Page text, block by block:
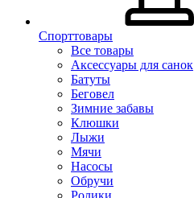
Спорттовары
Все товары
Аксессуары для санок
Батуты
Беговел
Зимние забавы
Клюшки
Лыжи
Мячи
Насосы
Обручи
Ролики